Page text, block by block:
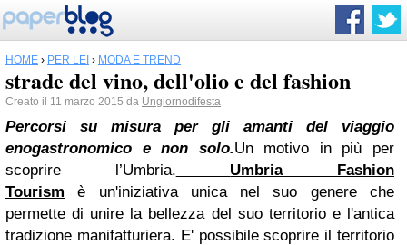
HOME › PER LEI › MODA E TREND
strade del vino, dell'olio e del fashion
Creato il 11 marzo 2015 da Ungiornodifesta
Percorsi su misura per gli amanti del viaggio
enogastronomico e non solo.Un motivo in più per
scoprire l’Umbria.
Umbria Fashion
Tourism è un'iniziativa unica nel suo genere che
permette di unire la bellezza del suo territorio e l'antica
tradizione manifatturiera. E' possibile scoprire il territorio